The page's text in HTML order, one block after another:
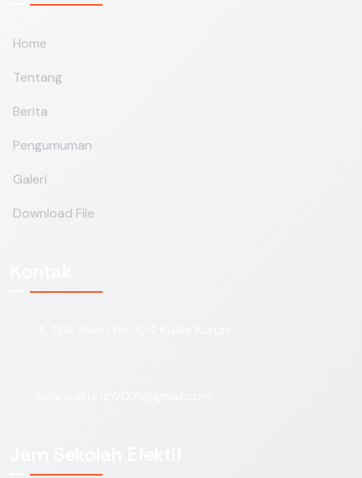
Home
Tentang
Berita
Pengumuman
Galeri
Download File